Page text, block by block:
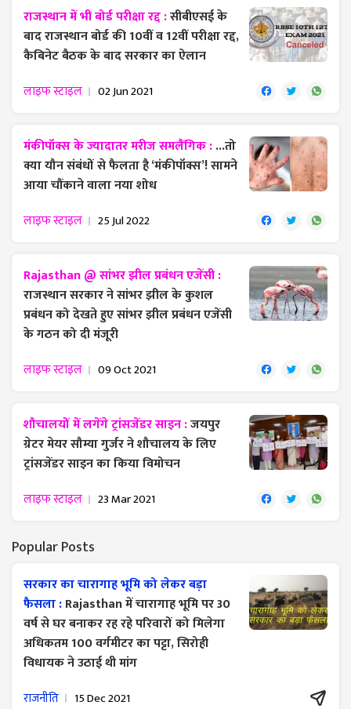
राजस्थान में भी बोर्ड परीक्षा रद्द :सीबीएसई के
बाद राजस्थान बोर्ड की 10वीं व 12वीं परीक्षा रद्द,
कैबिनेट बैठक के बाद सरकार का ऐलान
लाइफ स्टाइल 02 Jun 2021
मंकीपॉक्स के ज्यादातर मरीज समलैंगिक :...तो
क्या यौन संबंधों से फैलता है ‘मंकीपॉक्स’! सामने
आया चौंकाने वाला नया शोध
लाइफ स्टाइल 25 Jul 2022
Rajasthan @ सांभर झील प्रबंधन एजेंसी :
राजस्थान सरकार ने सांभर झील के कुशल
प्रबंधन को देखते हुए सांभर झील प्रबंधन एजेंसी
के गठन को दी मंजूरी
लाइफ स्टाइल 09 Oct 2021
शौचालयों में लगेंगे ट्रांसजेंडर साइन :जयपुर
ग्रेटर मेयर सौम्या गुर्जर ने शौचालय के लिए
ट्रांसजेंडर साइन का किया विमोचन
लाइफ स्टाइल 23 Mar 2021
Popular Posts
सरकार का चारागाह भूमि को लेकर बड़ा
फैसला :Rajasthan में चारागाह भूमि पर 30
वर्ष से घर बनाकर रह रहे परिवारों को मिलेगा
अधिकतम 100 वर्गमीटर का पट्टा, सिरोही
विधायक ने उठाई थी मांग
राजनीति 15 Dec 2021